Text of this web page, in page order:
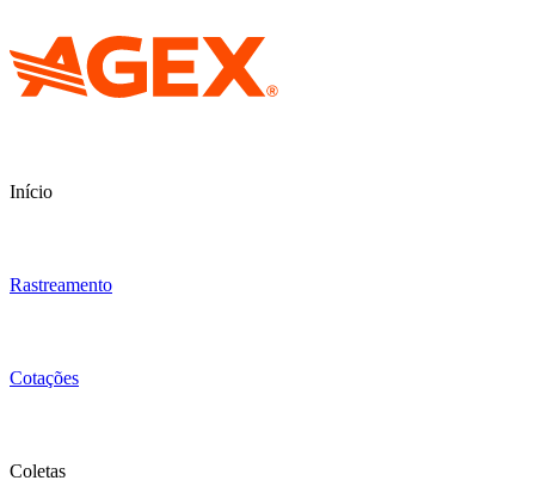
Início
Rastreamento
Cotações
Coletas